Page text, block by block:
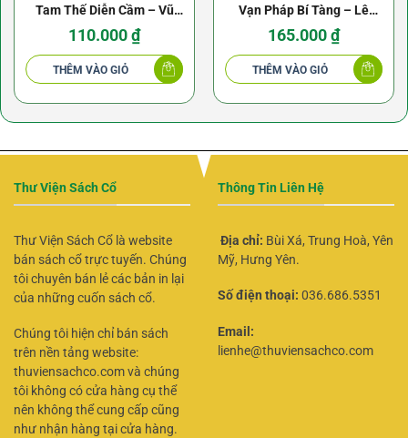
Tam Thế Diễn Cầm – Vũ
Đăng dịch (1940)
110.000₫
THÊM VÀO GIỎ
Vạn Pháp Bí Tàng – Lê
Ứng, Trần Lang
165.000₫
THÊM VÀO GIỎ
Thư Viện Sách Cổ
Thư Viện Sách Cổ là website
bán sách cổ trực tuyến. Chúng
tôi chuyên bán lẻ các bản in lại
của những cuốn sách cổ.
Chúng tôi hiện chỉ bán sách
trên nền tảng website:
thuviensachco.com và chúng
tôi không có cửa hàng cụ thể
nên không thể cung cấp cũng
như nhận hàng tại cửa hàng.
Thông Tin Liên Hệ
Địa chỉ: Bùi Xá, Trung Hoà, Yên
Mỹ, Hưng Yên.
Số điện thoại: 036.686.5351
Email:
lienhe@thuviensachco.com